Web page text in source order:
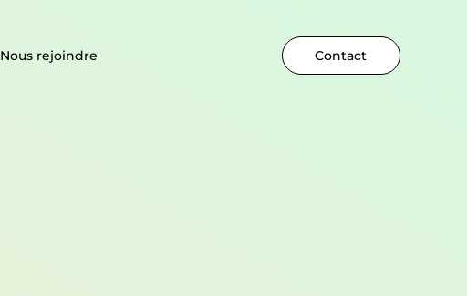
Nous rejoindre Contact